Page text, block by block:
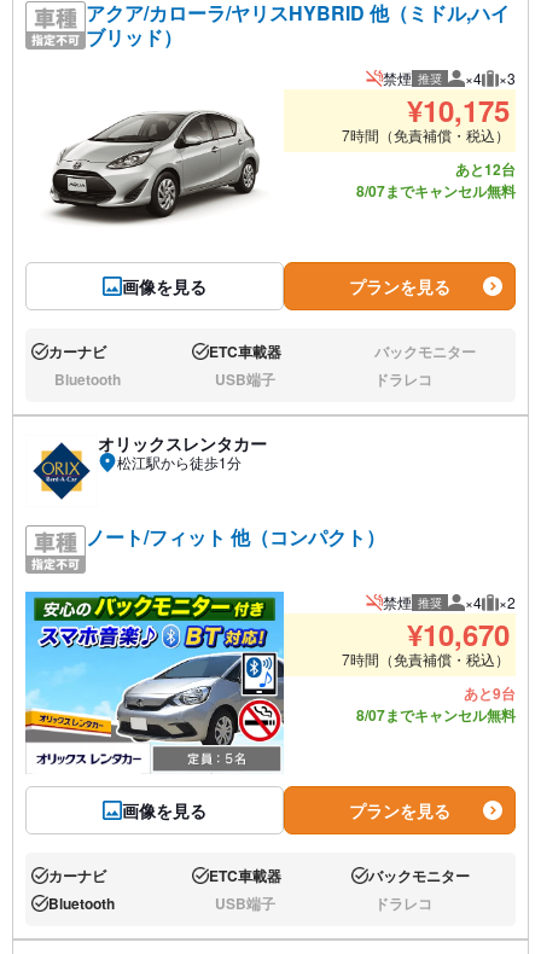
アクア/カローラ/ヤリスHYBRID 他（ミドル,ハイ
ブリッド）
画像を見る
禁煙 推奨 推奨人数
×4 推奨
×3
¥10,175
7時間（免責補償・税込）
あと12台
8/07までキャンセル無料
プランを見る
あり:カーナビ あり:ETC車載器 なし:バックモニター
なし:Bluetooth なし:USB端子 なし:ドラレコ
オリックスレンタカー
松江駅から徒歩1分
ノート/フィット 他（コンパクト）
画像を見る
禁煙 推奨 推奨人数
×4 推奨
×2
¥10,670
7時間（免責補償・税込）
あと9台
8/07までキャンセル無料
プランを見る
あり:カーナビ あり:ETC車載器 あり:バックモニター
あり:Bluetooth なし:USB端子 なし:ドラレコ